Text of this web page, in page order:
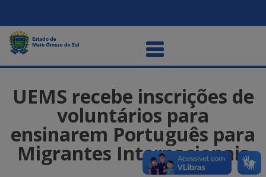
UEMS recebe inscrições de
voluntários para
ensinarem Português para
Migrantes Internacionais